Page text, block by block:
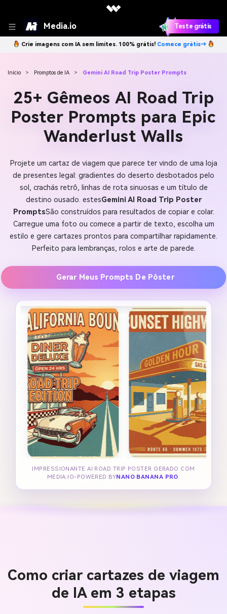
Media.io Teste grátis
Crie imagens com IA sem limites. 100% grátis! Comece grátis→
Início > Promptos de IA > Gemini AI Road Trip Poster Prompts
25+ Gêmeos AI Road Trip
Poster Prompts para Epic
Wanderlust Walls
Projete um cartaz de viagem que parece ter vindo de uma loja
de presentes legal: gradientes do deserto desbotados pelo
sol, crachás retrô, linhas de rota sinuosas e um título de
destino ousado. estesGemini AI Road Trip Poster
PromptsSão construídos para resultados de copiar e colar.
Carregue uma foto ou comece a partir de texto, escolha um
estilo e gere cartazes prontos para compartilhar rapidamente.
Perfeito para lembranças, rolos e arte de parede.
Gerar Meus Prompts De Pôster
IMPRESSIONANTE AI ROAD TRIP POSTER GERADO COM
MEDIA.IO-POWERED BYNANO BANANA PRO.
Como criar cartazes de viagem
de IA em 3 etapas